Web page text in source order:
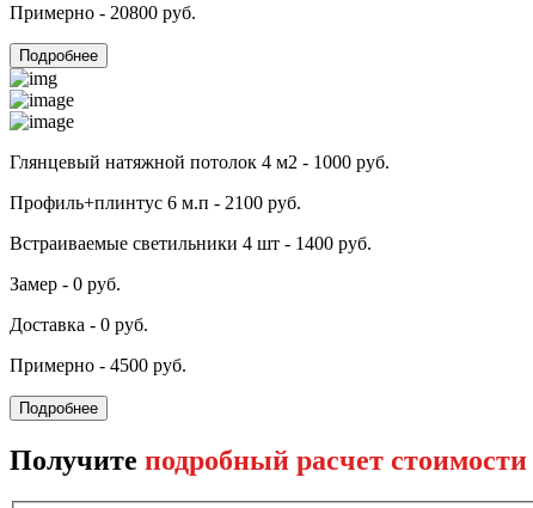
Примерно - 20800 руб.
Подробнее
Глянцевый натяжной потолок 4 м2 - 1000 руб.
Профиль+плинтус 6 м.п - 2100 руб.
Встраиваемые светильники 4 шт - 1400 руб.
Замер - 0 руб.
Доставка - 0 руб.
Примерно - 4500 руб.
Подробнее
Получите подробный расчет стоимости